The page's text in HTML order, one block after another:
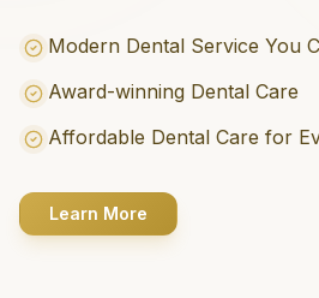
Modern Dental Service You
Award-winning Dental Care
Affordable Dental Care for
Learn More